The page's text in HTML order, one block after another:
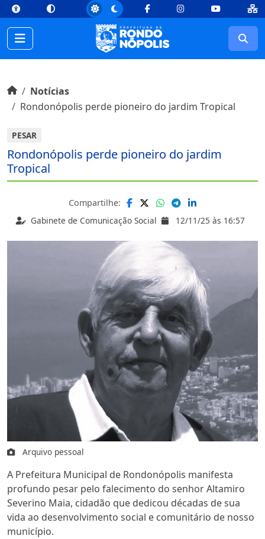
topConteúdo [1] Menu Principal [2] Busca [3] Rodapé [4]
FacebookInstagramYoutube
Início do conteúdo
InícioNotícias
Rondonópolis perde pioneiro do jardim Tropical
PESAR
Rondonópolis perde pioneiro do jardim
Tropical
Gabinete de Comunicação Social 12/11/25 às 16:57
Compartilhe:
Arquivo pessoal
A Prefeitura Municipal de Rondonópolis manifesta
profundo pesar pelo falecimento do senhor Altamiro
Severino Maia, cidadão que dedicou décadas de sua
vida ao desenvolvimento social e comunitário de nosso
município.